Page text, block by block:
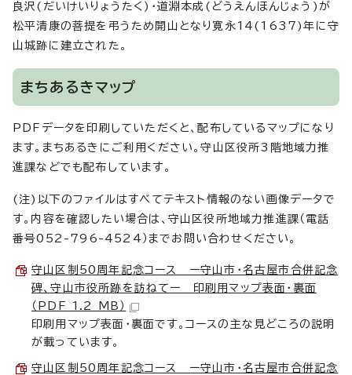
良沢(だいけいりょうたく)・道淵本成(どうえんほんじょう)が
松平清康の菩提を弔うため開山となり寛永14(1637)年に守
山城跡に建立された。
まちあるきマップ
PDFデータを印刷していただくと、配布しているマップになり
ます。まちあるきにご利用ください。守山区役所3階地域力推
進課などでも配布しています。
(注)以下のファイルはすべてテキスト情報のない画像データで
す。内容を確認したい場合は、守山区役所地域力推進課（電話
番号052-796-4524）までお問い合わせください。
守山区制50周年記念コース ー守山市・名古屋市合併記念
碑、守山市役所跡を訪ねてー 印刷用マップ表面・裏面
（PDF 1.2 MB）
印刷用マップ表面・裏面です。コースの主な見どころの説明
が載っています。
守山区制50周年記念コース ー守山市・名古屋市合併記念